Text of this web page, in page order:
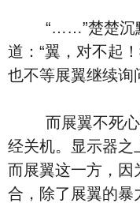
“……”楚楚沉默
道：“翼，对不起
也不等展翼继续询
而展翼不死心
经关机。显示器之
而展翼这一方，因
合，除了展翼的暴